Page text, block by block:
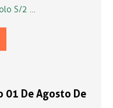
S/2 …
01 De Agosto De